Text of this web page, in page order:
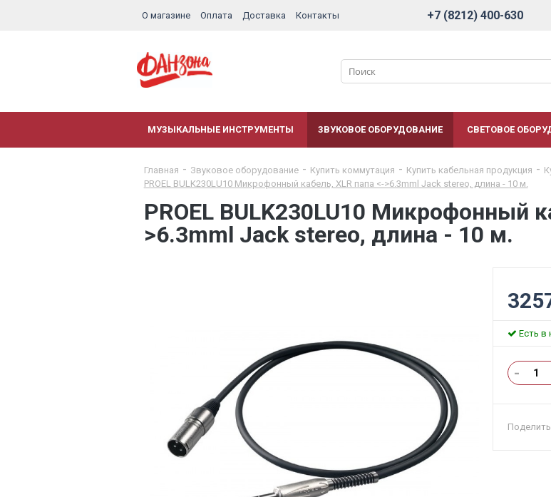
О магазине Оплата Доставка Контакты +7 (8212) 400-630
МУЗЫКАЛЬНЫЕ ИНСТРУМЕНТЫ ЗВУКОВОЕ ОБОРУДОВАНИЕ СВЕТОВОЕ
Главная Звуковое оборудование Купить коммутация Купить кабельная продукция
PROEL BULK230LU10 Микрофонный кабель, XLR папа <->6.3mml Jack stereo, длина - 10 м.
PROEL BULK230LU10 Микрофонный
>6.3mml Jack stereo, длина - 10 м.
Есть в
-